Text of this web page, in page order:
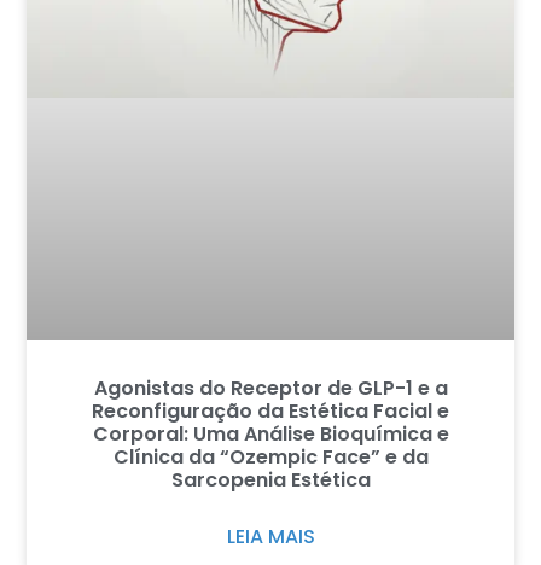
Agonistas do Receptor de GLP-1 e a
Reconfiguração da Estética Facial e
Corporal: Uma Análise Bioquímica e
Clínica da “Ozempic Face” e da
Sarcopenia Estética
LEIA MAIS